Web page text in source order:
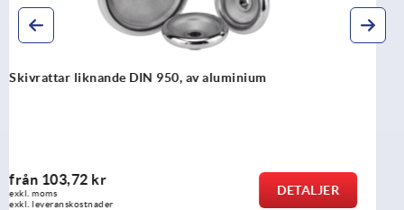
Skivrattar av aluminium med vridbart cylinderhandtag
från188,50 kr
exkl. moms
exkl. leveranskostnader
DETALJER